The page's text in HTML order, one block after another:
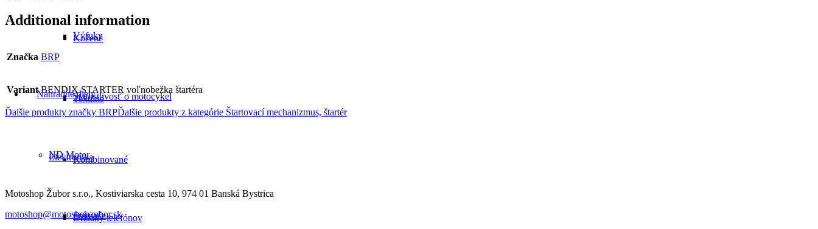
Kožené
Textilné
Kombinované
Výfuky
Starostlivosť o motocykel
Elektronika
Držiaky telefónov
Náhradné diely
ND Motor
Snímače
Additional information
Značka BRP
Variant BENDIX STARTER voľnobežka štartéra
Ďalšie produkty značky BRPĎalšie produkty z kategórie Štartovací mechanizmus, štartér
Motoshop Žubor s.r.o., Kostiviarska cesta 10, 974 01 Banská Bystrica
motoshop@motoshopzubor.sk